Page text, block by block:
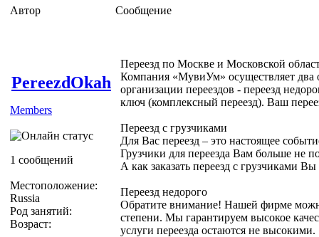
Автор
Сообщение
PereezdOkah
Members
1 сообщений
Местоположение:
Russia
Род занятий:
Возраст:
Переезд по Москве и Московской
Компания «МувиУм» осуществляет два
организации переездов - переезд
ключ (комплексный переезд). Ваш
Переезд с грузчиками
Для Вас переезд – это настоящее
Грузчики для переезда Вам больше не
А как заказать переезд с грузчиками Вы
Переезд недорого
Обратите внимание! Нашей фирме
степени. Мы гарантируем высокое
услуги переезда остаются не высокими.